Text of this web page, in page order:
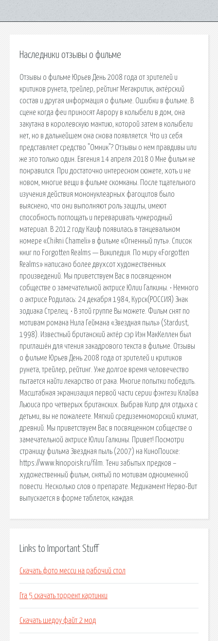
Наследники отзывы о фильме
Отзывы о фильме Юрьев День 2008 года от зрителей и
критиков рунета, трейлер, рейтинг Мегакритик, актёрский
состав и другая информация о фильме. Ошибки в фильме. В
сцене когда феи приносят Аврору в колыбели в дом, она
закутана в королевскую мантию, которой затем в колыбели
нет, но в дальнейшем она снова появляется. Что из себя
представляет средство "Омник"? Отзывы о нем правдивы или
же это только один. Евгения 14 апреля 2018 0 Мне фильм не
понравился. При достаточно интересном сюжете, хоть и не
новом, многие вещи в фильме скомканы. После тщательного
изучения действия мононуклеарных фагоцитов было
выяснено, что они выполняют роль защиты, имеют
способность поглощать и переваривать чужеродный
материал. В 2012 году Каиф появилась в танцевальном
номере «Chikni Chameli» в фильме «Огненный путь». Список
книг по Forgotten Realms — Википедия. По миру «Forgotten
Realms» написано более двухсот художественных
произведений. Мы приветствуем Вас в посвященном
собществе о замечательной актрисе Юлии Галкины. • Немного
о актрисе Родилась: 24 декабря 1984, Курск(РОССИЯ) Знак
зодиака Стрелец. • В этой группе Вы можете. Фильм снят по
мотивам романа Нила Геймана «Звездная пыль» (Stardust,
1998). Известный британский актёр сэр Иэн МакКеллен был
приглашён для чтения закадрового текста в фильме. Отзывы
о фильме Юрьев День 2008 года от зрителей и критиков
рунета, трейлер, рейтинг. Уже долгое время человечество
пытается найти лекарство от рака. Многие попытки победить.
Масштабная экранизация первой части серии фэнтези Клайва
Льюиса про четверых британских. Выбрав Кипр для отдыха с
детьми, вы не пожалеете. Мягкий средиземноморский климат,
древний. Мы приветствуем Вас в посвященном собществе о
замечательной актрисе Юлии Галкины. Привет! Посмотри
страницу фильма Звездная пыль (2007) на КиноПоиске:
https://www.kinopoisk.ru/film. Тени забытых предков –
художественный фильм, снятый по мотивам одноименной
повести. Несколько слов о препарате. Медикамент Нерво-Вит
выпускается в форме таблеток, каждая.
Links to Important Stuff
Скачать фото месси на рабочий стол
Гта 5 скачать торрент картинки
Скачать шедоу файт 2 мод